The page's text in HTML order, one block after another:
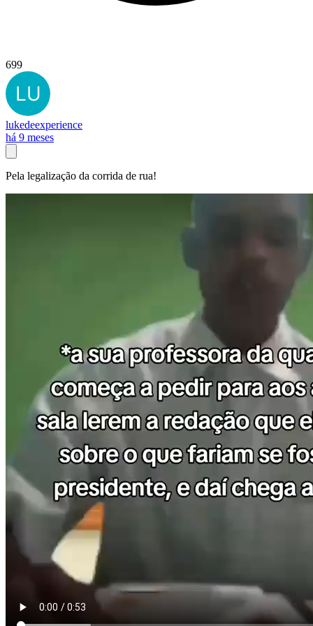
699
lukedeexperience
há 9 meses
Pela legalização da corrida de rua!